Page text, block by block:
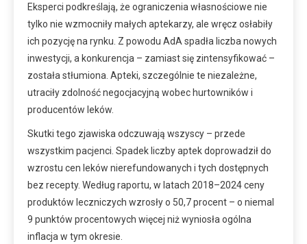
Eksperci podkreślają, że ograniczenia własnościowe nie
tylko nie wzmocniły małych aptekarzy, ale wręcz osłabiły
ich pozycję na rynku. Z powodu AdA spadła liczba nowych
inwestycji, a konkurencja – zamiast się zintensyfikować –
została stłumiona. Apteki, szczególnie te niezależne,
utraciły zdolność negocjacyjną wobec hurtowników i
producentów leków.
Skutki tego zjawiska odczuwają wszyscy – przede
wszystkim pacjenci. Spadek liczby aptek doprowadził do
wzrostu cen leków nierefundowanych i tych dostępnych
bez recepty. Według raportu, w latach 2018–2024 ceny
produktów leczniczych wzrosły o 50,7 procent – o niemal
9 punktów procentowych więcej niż wyniosła ogólna
inflacja w tym okresie.